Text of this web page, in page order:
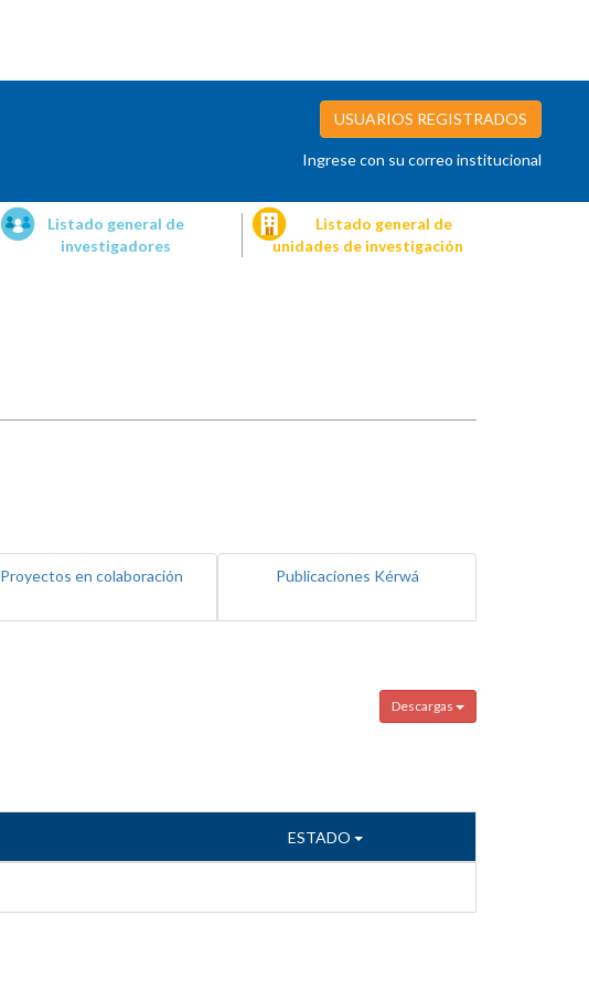
USUARIOS REGISTRADOS
Ingrese con su correo institucional
Listado general de
investigadores
Listado general de
unidades de investigación
Proyectos en colaboración Publicaciones Kérwá
Descargas
ESTADO